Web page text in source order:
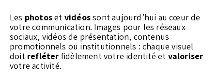
Les photoset vidéossont aujourd’hui au cœur de
votre communication. Images pour les réseaux
sociaux, vidéos de présentation, contenus
promotionnels ou institutionnels : chaque visuel
doit refléter fidèlement votre identité et valoriser
votre activité.